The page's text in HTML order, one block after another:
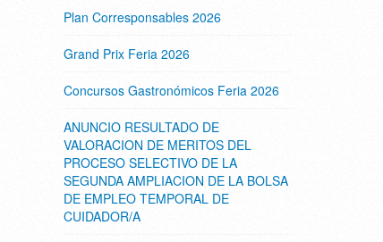
Plan Corresponsables 2026
Grand Prix Feria 2026
Concursos Gastronómicos Feria 2026
ANUNCIO RESULTADO DE
VALORACION DE MERITOS DEL
PROCESO SELECTIVO DE LA
SEGUNDA AMPLIACION DE LA BOLSA
DE EMPLEO TEMPORAL DE
CUIDADOR/A